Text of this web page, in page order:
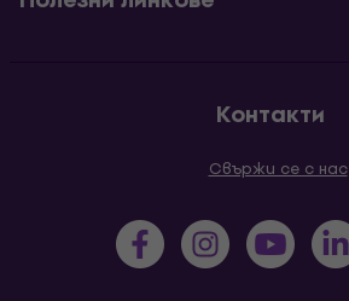
Контакти
Свържи се с нас